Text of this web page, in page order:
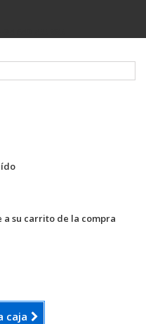
su carrito de la compra
caja